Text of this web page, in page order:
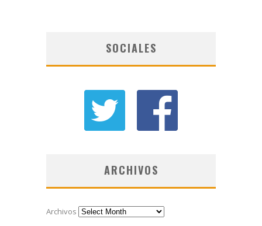
SOCIALES
ARCHIVOS
Archivos